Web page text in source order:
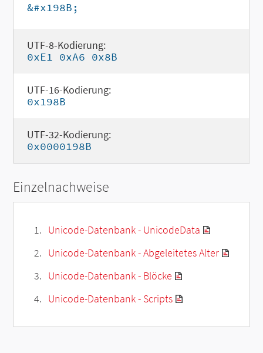
&#x198B;
UTF-8-Kodierung:
0xE1 0xA6 0x8B
UTF-16-Kodierung:
0x198B
UTF-32-Kodierung:
0x0000198B
Einzelnachweise
Unicode-Datenbank - UnicodeData
Unicode-Datenbank - Abgeleitetes Alter
Unicode-Datenbank - Blöcke
Unicode-Datenbank - Scripts